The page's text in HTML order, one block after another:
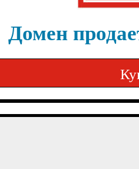
Домен